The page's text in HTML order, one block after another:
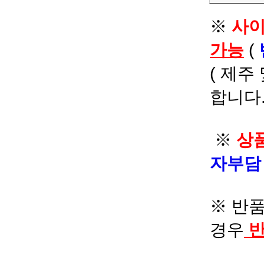
※ 사
가능 (
( 제주
합니
※ 상
자부
※ 반
경우